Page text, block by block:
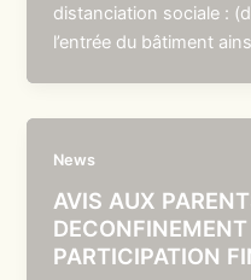
distanciation sociale :
l’entrée du bâtiment
News
AVIS AUX
PARTICIPATION